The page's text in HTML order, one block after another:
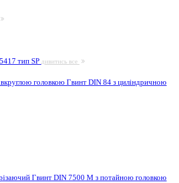
тип SP дивитись все
головкоюГвинт DIN 84 з циліндричною
Гвинт DIN 7500 M з потайною головкою